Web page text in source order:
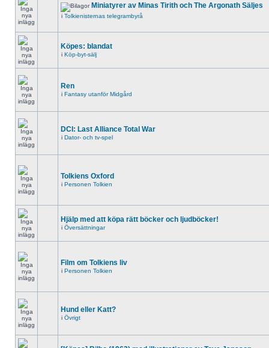
Miniatyrer av Minas Tirith och The Argonath Säljes
i Tolkienisternas telegrambyrå
Köpes: blandat
i Köp-byt-sälj
Ren
i Fantasy utanför Midgård
DCI: Last Alliance Total War
i Dator- och tv-spel
Tolkiens Oxford
i Personen Tolkien
Hjälp med att köpa rätt böcker och ljudböcker!
i Översättningar
Film om Tolkiens liv
i Personen Tolkien
Hund eller Katt?
i Övrigt